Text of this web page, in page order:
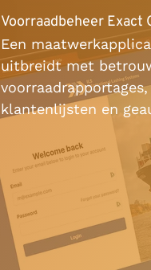
Voorraadbeheer Exact
Een
uitbreidt met
klantenlijsten en